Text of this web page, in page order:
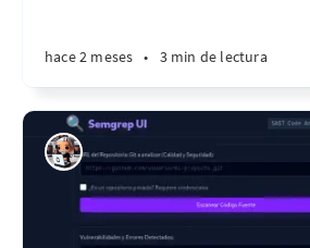
hace 2 meses • 3 min de lectura